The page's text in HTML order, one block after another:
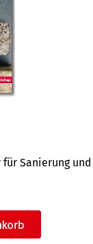
Sanierung